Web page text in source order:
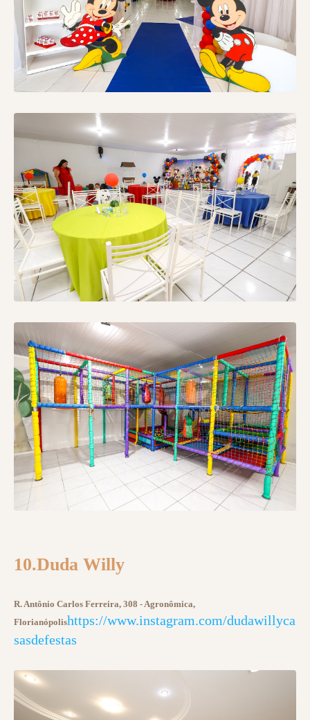
10.Duda Willy
R. Antônio Carlos Ferreira, 308 - Agronômica,
Florianópolishttps://www.instagram.com/dudawillyca
sasdefestas